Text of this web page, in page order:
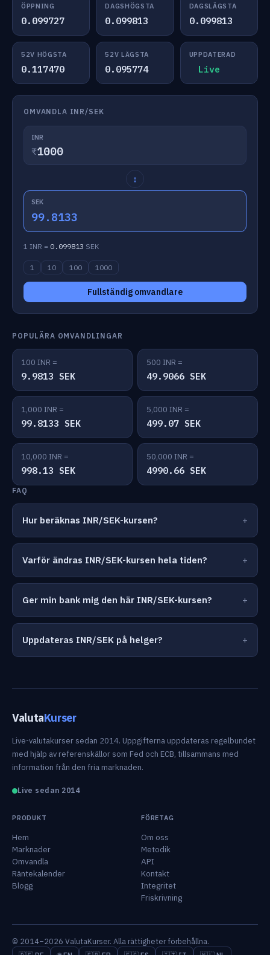
ÖPPNING
0.099727
DAGSHÖGSTA
0.099813
DAGSLÄGSTA
0.099813
52V HÖGSTA
0.117470
52V LÄGSTA
0.095774
UPPDATERAD
Live
OMVANDLA INR/SEK
INR
₹
↕
SEK
99.8133
1 INR = 0.099813 SEK
1 10 100 1000
Fullständig omvandlare
POPULÄRA OMVANDLINGAR
100 INR =
9.9813 SEK
500 INR =
49.9066 SEK
1,000 INR =
99.8133 SEK
5,000 INR =
499.07 SEK
10,000 INR =
998.13 SEK
50,000 INR =
4990.66 SEK
FAQ
Hur beräknas INR/SEK-kursen?
Varför ändras INR/SEK-kursen hela tiden?
Ger min bank mig den här INR/SEK-kursen?
Uppdateras INR/SEK på helger?
ValutaKurser
Live-valutakurser sedan 2014. Uppgifterna uppdateras regelbundet
med hjälp av referenskällor som Fed och ECB, tillsammans med
information från den fria marknaden.
Live sedan 2014
PRODUKT
Hem
Marknader
Omvandla
Räntekalender
Blogg
FÖRETAG
Om oss
Metodik
API
Kontakt
Integritet
Friskrivning
© 2014–2026 ValutaKurser. Alla rättigheter förbehållna.